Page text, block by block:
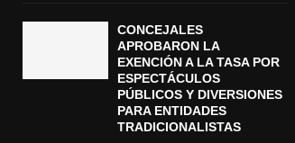
CONCEJALES
APROBARON LA
EXENCIÓN A LA TASA POR
ESPECTÁCULOS
PÚBLICOS Y DIVERSIONES
PARA ENTIDADES
TRADICIONALISTAS